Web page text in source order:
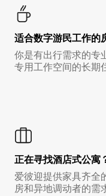
适合数字游民工作的
你是有出行需求的专
专用工作空间的长期
正在寻找酒店式公寓
爱彼迎提供家具齐全
房和异地调动者的需